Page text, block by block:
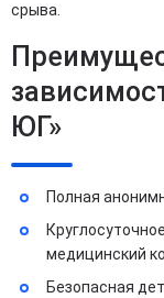
срыва.
ЮГ»
Полная
медицинский
Безопасная